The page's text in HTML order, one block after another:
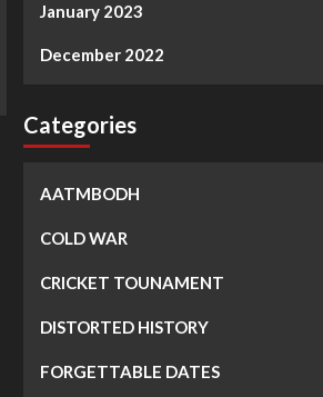
January 2023
December 2022
Categories
AATMBODH
COLD WAR
CRICKET TOUNAMENT
DISTORTED HISTORY
FORGETTABLE DATES